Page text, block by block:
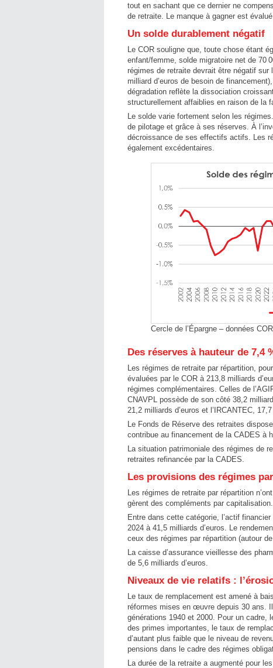
tout en sachant que ce dernier ne
de retraite. Le manque à gagner est
Un solde durablement négatif
Le COR souligne que, toute chose étant
enfant/femme, solde migratoire net de 70
régimes de retraite devrait être négatif
milliard d’euros de besoin de
dégradation reflète la dissociation
structurellement affaiblies en raison de la
Le solde varie fortement selon les
de pilotage et grâce à ses réserves. À
décroissance de ses effectifs actifs. Les
également excédentaires.
Cercle de l’Épargne – données COR
Des réserves à hauteur de 7,4
Les régimes de retraite par répartition,
évaluées par le COR à 213,8 milliards
régimes complémentaires. Celles de
CNAVPL possède de son côté 38,2
21,2 milliards d’euros et l’IRCANTEC,
Le Fonds de Réserve des retraites
contribue au financement de la CADES à
La situation patrimoniale des régimes de
retraites refinancée par la CADES.
Les provisions des régimes
Les régimes de retraite par répartition
gèrent des compléments par
Entre dans cette catégorie, l’actif
2024 à 41,5 milliards d’euros. Le
ceux des régimes par répartition (autour
La caisse d’assurance vieillesse des
de 5,6 milliards d’euros.
Niveaux de vie relatifs :
Le taux de remplacement est amené à
réformes mises en œuvre depuis 30 ans.
générations 1940 et 2000. Pour un
des primes importantes, le taux de
d’autant plus faible que le niveau de
pensions dans le cadre des régimes
La durée de la retraite a augmenté pour